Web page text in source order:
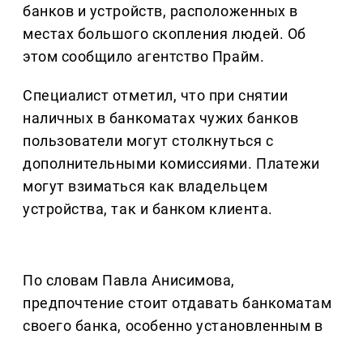
банков и устройств, расположенных в
местах большого скопления людей. Об
этом сообщило агентство Прайм.
Специалист отметил, что при снятии
наличных в банкоматах чужих банков
пользователи могут столкнуться с
дополнительными комиссиями. Платежи
могут взиматься как владельцем
устройства, так и банком клиента.
По словам Павла Анисимова,
предпочтение стоит отдавать банкоматам
своего банка, особенно установленным в